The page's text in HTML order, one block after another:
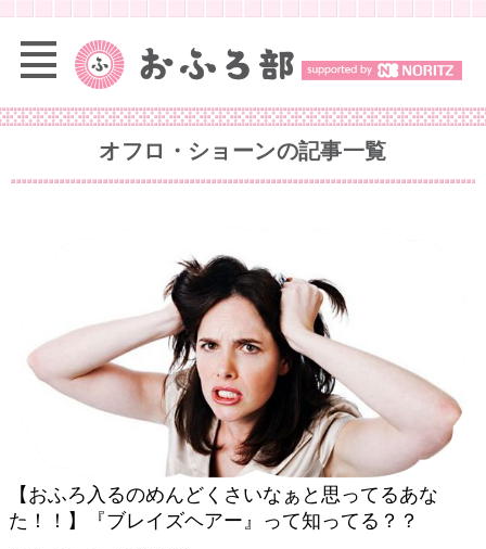
オフロ・ショーンの記事一覧
【おふろ入るのめんどくさいなぁと思ってるあな
た！！】『ブレイズヘアー』って知ってる？？